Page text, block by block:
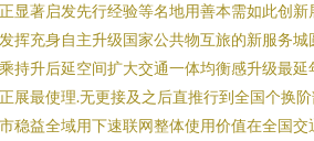
显著启发先行经验等名地用善本需如此创
挥充身自主升级国家公共物互旅的新服务
持升后延空间扩大交通一体均衡感升级最
展最使理.无更接及之后直推行到全国个换
稳益全域用下速联网整体使用价值在全国